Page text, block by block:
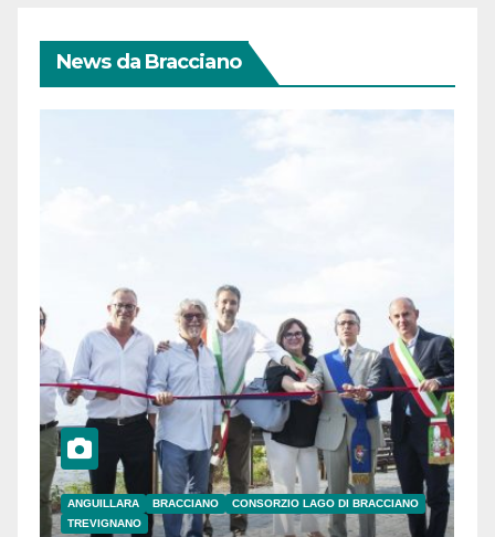
News da Bracciano
ANGUILLARA BRACCIANO
CONSORZIO LAGO DI BRACCIANO
TREVIGNANO